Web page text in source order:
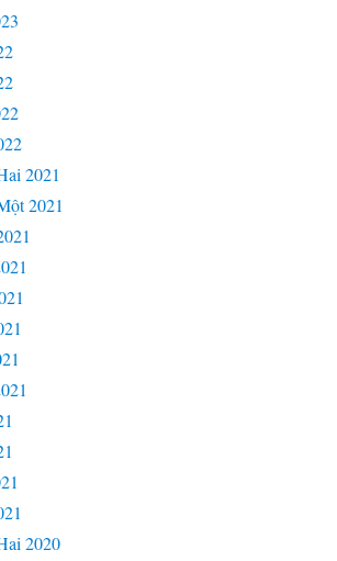
2021
2021
2020